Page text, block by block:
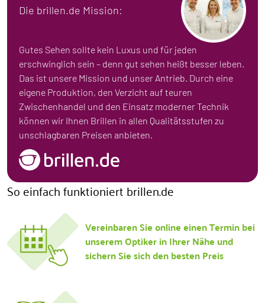
Die brillen.de Mission:
Gutes Sehen sollte kein Luxus und für jeden
erschwinglich sein – denn gut sehen heißt besser leben.
Das ist unsere Mission und unser Antrieb. Durch eine
eigene Produktion, den Verzicht auf teuren
Zwischenhandel und den Einsatz moderner Technik
können wir Ihnen Brillen in allen Qualitätsstufen zu
unschlagbaren Preisen anbieten.
So einfach funktioniert brillen.de
Vereinbaren Sie online einen Termin bei
unserem Optiker in Ihrer Nähe und
sichern Sie sich den besten Preis